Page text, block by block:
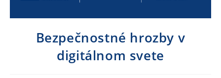
Bezpečnostné hrozby v
digitálnom svete